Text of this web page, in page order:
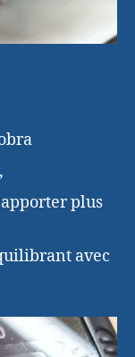
plus
avec